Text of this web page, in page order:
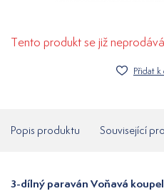
Tento produkt se již
Přidat
Popis produktu Související
3-dílný paraván Voňavá koupel